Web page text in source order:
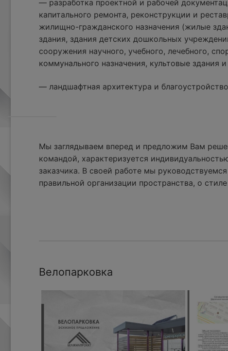
— разработка проектной и рабочей
капитального ремонта, реконструкции и
жилищно-гражданского назначения (жилые
здания, здания детских дошкольных
сооружения научного, учебного, лечебного,
коммунального назначения, культовые здания
— ландшафтная архитектура и
Мы заглядываем вперед и предложим Вам
командой, характеризуется
заказчика. В своей работе мы
правильной организации пространства, о
Велопарковка